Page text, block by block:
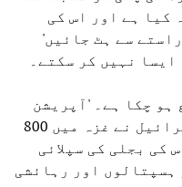
کیا ہے اور اس کی
سے ہٹ جائیں'
نہیں کر سکتے۔
ہو چکا ہے۔ 'آپریشن
آئرن سوورڈز' کے دوسرے دن اسرائیل نے غزہ میں 800
کی بجلی کی سپلائی
ہسپتالوں اور رہائشی